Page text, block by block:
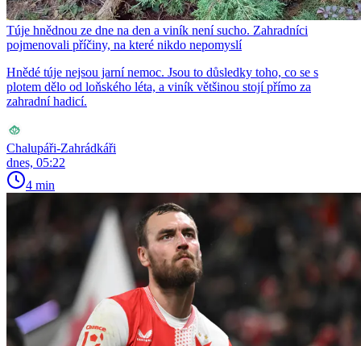
Túje hnědnou ze dne na den a viník není sucho. Zahradníci
pojmenovali příčiny, na které nikdo nepomyslí
Hnědé túje nejsou jarní nemoc. Jsou to důsledky toho, co se s
plotem dělo od loňského léta, a viník většinou stojí přímo za
zahradní hadicí.
Chalupáři-Zahrádkáři
dnes, 05:22
4 min